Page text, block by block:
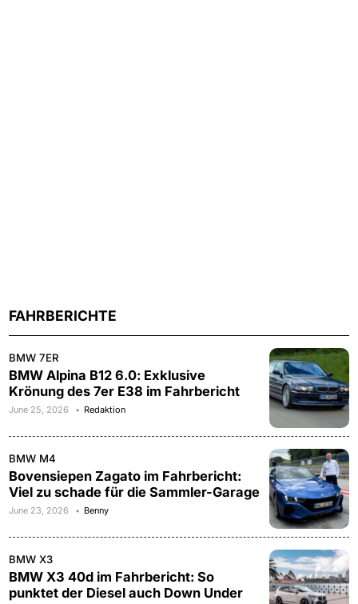
FAHRBERICHTE
BMW 7ER
BMW Alpina B12 6.0: Exklusive
Krönung des 7er E38 im Fahrbericht
June 25, 2026 Redaktion
BMW M4
Bovensiepen Zagato im Fahrbericht:
Viel zu schade für die Sammler-Garage
June 23, 2026 Benny
BMW X3
BMW X3 40d im Fahrbericht: So
punktet der Diesel auch Down Under